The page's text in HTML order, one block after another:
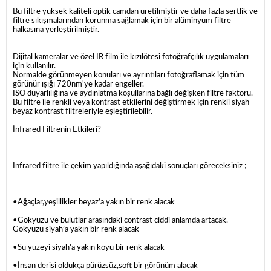
Bu filtre yüksek kaliteli optik camdan üretilmiştir ve daha fazla sertlik ve
filtre sıkışmalarından korunma sağlamak için bir alüminyum filtre
halkasına yerleştirilmiştir.
Dijital kameralar ve özel IR film ile kızılötesi fotoğrafçılık uygulamaları
için kullanılır.
Normalde görünmeyen konuları ve ayrıntıları fotoğraflamak için tüm
görünür ışığı 720nm'ye kadar engeller.
ISO duyarlılığına ve aydınlatma koşullarına bağlı değişken filtre faktörü.
Bu filtre ile renkli veya kontrast etkilerini değiştirmek için renkli siyah
beyaz kontrast filtreleriyle eşleştirilebilir.
İnfrared Filtrenin Etkileri?
Infrared filtre ile çekim yapıldığında aşağıdaki sonuçları göreceksiniz ;
•Ağaçlar,yeşillikler beyaz’a yakın bir renk alacak
•Gökyüzü ve bulutlar arasındaki contrast ciddi anlamda artacak.
Gökyüzü siyah’a yakın bir renk alacak
•Su yüzeyi siyah’a yakın koyu bir renk alacak
•İnsan derisi oldukça pürüzsüz,soft bir görünüm alacak